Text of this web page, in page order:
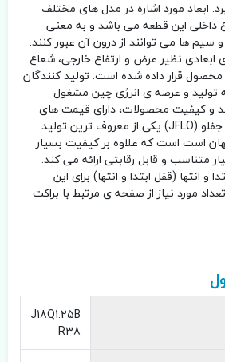
ابعاد مورد اشاره در مدل های مختلف
داخلی این قطعه می باشد و به معنی
ها می توانند از درون آن عبور کنند.
ابعادی نظیر عرض و ارتفاع خارجی، شعاع
قرار داده شده است. تولید کنندگان
تولید و عرضه ی انرژی چین مشغول
و کیفیت محصولات، دارای قیمت های
متفاوتی می باشند. برند جفلو (JFLO) یکی از معروف ترین تولید
است است که علاوه بر کیفیت بسیار
متناسب و قابل رقابتی ارائه می کند.
و انتها (قفل ابتدا و انتها) برای این
مورد نیاز از صفحه ی مرتبط با براکت
J18Q1.25B
R38